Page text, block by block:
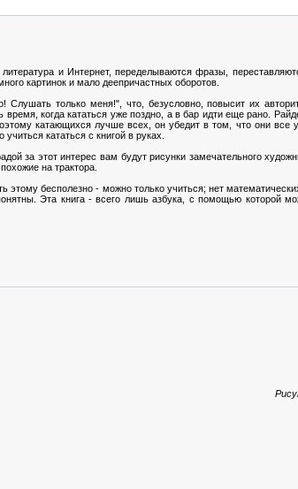
и Интернет, переделываются фразы,
картинок и мало деепричастных оборотов.
только меня!", что, безусловно, повысит их
когда кататься уже поздно, а в бар идти еще рано.
катающихся лучше всех, он убедит в том, что они все
кататься с книгой в руках.
за этот интерес вам будут рисунки замечательного
на трактора.
этому бесполезно - можно только учиться; нет
Эта книга - всего лишь азбука, с помощью которой